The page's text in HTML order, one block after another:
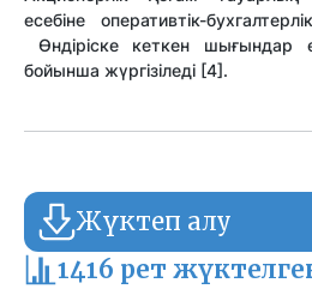
есебіне оперативтік-
Өндіріске кеткен шығындар
бойынша жүргізіледі [4].
Жүктеп алу
1416 рет